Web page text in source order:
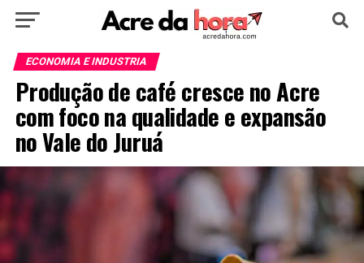
HOME POLÍTICA
EDUCAÇÃO NOTÍCIA MUNDO
ECONOMIA E INDUSTRIA
Produção de café cresce no Acre
com foco na qualidade e expansão
no Vale do Juruá